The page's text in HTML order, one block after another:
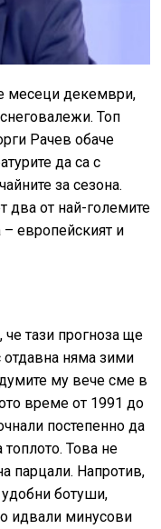
месеци декември,
Топ
Рачев обаче
да са с
за сезона.
два от най-големите
– европейският и
че тази прогноза ще
отдавна няма зими
му вече сме в
време от 1991 до
постепенно да
топлото. Това не
парцали. Напротив,
удобни ботуши,
идвали минусови